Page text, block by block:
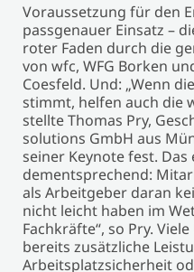
Voraussetzung für den
passgenauer Einsatz –
roter Faden durch die
von wfc, WFG Borken
Coesfeld. Und: „Wenn
stimmt, helfen auch die
stellte Thomas Pry,
solutions GmbH aus
seiner Keynote fest.
dementsprechend:
als Arbeitgeber daran
nicht leicht haben im
Fachkräfte“, so Pry.
bereits zusätzliche
Arbeitsplatzsicherheit